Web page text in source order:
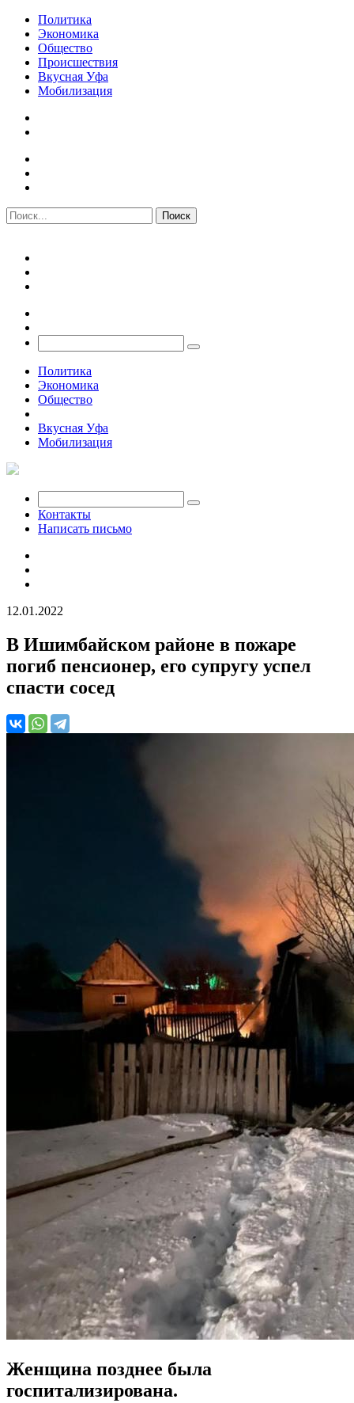
Политика
Экономика
Общество
Происшествия
Вкусная Уфа
Мобилизация
Политика
Экономика
Общество
Вкусная Уфа
Мобилизация
Контакты
Написать письмо
12.01.2022
В Ишимбайском районе в пожаре
погиб пенсионер, его супругу успел
спасти сосед
Женщина позднее была
госпитализирована.